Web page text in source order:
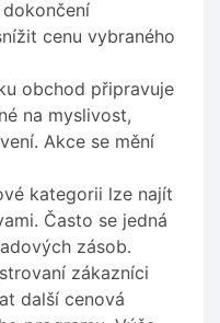
cenu vybraného
obchod připravuje
na myslivost,
Akce se mění
kategorii lze najít
Často se jedná
zásob.
zákazníci
další cenová